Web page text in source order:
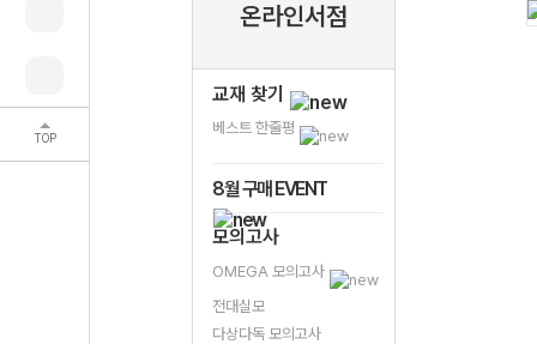
TOP
온라인서점
교재 찾기
베스트 한줄평
8월 구매 EVENT
모의고사
OMEGA 모의고사
전대실모
다상다독 모의고사